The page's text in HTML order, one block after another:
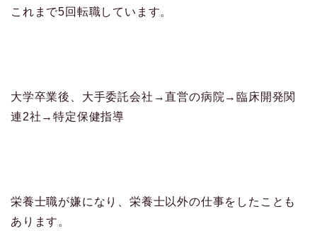
これまで5回転職しています。
大学卒業後、大手委託会社→直営の病院→臨床開発関
連2社→特定保健指導
栄養士職が嫌になり、栄養士以外の仕事をしたことも
あります。